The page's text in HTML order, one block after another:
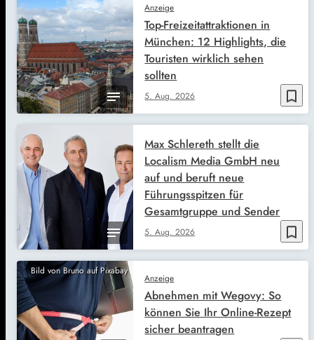
bookmark_border
Anzeige
5. Aug. 2026
Top-Freizeitattraktionen in
München: 12 Highlights, die
Touristen wirklich sehen
sollten
bookmark_border
5. Aug. 2026
Max Schlereth stellt die
Localism Media GmbH neu
auf und beruft neue
Führungsspitzen für
Gesamtgruppe und Sender
Bild von Bruno auf Pixabay
Anzeige
Abnehmen mit Wegovy: So
können Sie Ihr Online-Rezept
sicher beantragen